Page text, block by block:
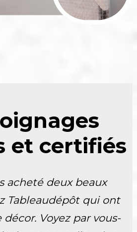
et certifiés
acheté deux beaux
Tableaudépôt qui ont
Voyez par vous-